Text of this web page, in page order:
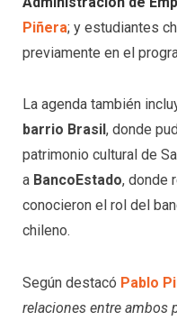
Piñera; y estudiantes
previamente en el
La agenda también
barrio Brasil , donde
patrimonio cultural de
a BancoEstado, donde
conocieron el rol del
chileno.
Según destacó Pablo
relaciones entre ambos